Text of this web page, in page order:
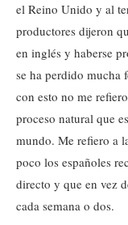
el Reino Unido y al
productores dijeron
en inglés y haberse
se ha perdido mucha
con esto no me
proceso natural que
mundo. Me refiero a
poco los españoles
directo y que en vez
cada semana o dos.